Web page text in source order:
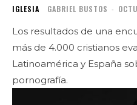
IGLESIA GABRIEL BUSTOS -
Los resultados de una
más de 4.000 cristianos
Latinoamérica y España
pornografía.